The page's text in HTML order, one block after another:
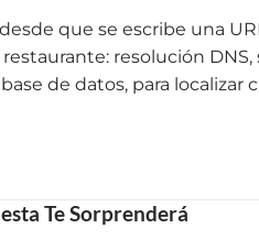
que se escribe una
resolución
de datos, para localizar
Te Sorprenderá